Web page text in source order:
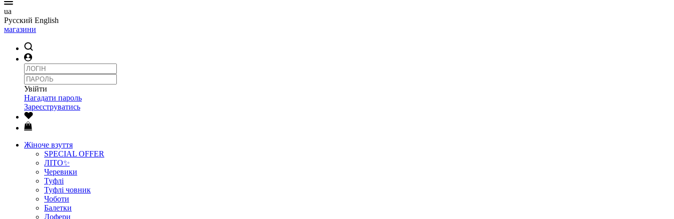
ua
Русский English
магазини
Увійти
Нагадати пароль
Зареєструватись
Жіноче взуття
SPECIAL OFFER
ЛІТО✨
Черевики
Туфлі
Туфлі човник
Чоботи
Балетки
Лофери